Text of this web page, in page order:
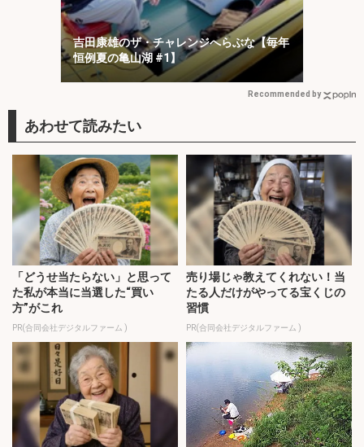
吉田康雄のザ・チャレンジへらぶな【毎年
恒例夏の亀山湖 #1】
Recommended by
「どうせ当たらない」と思って
た私が本当に当選した“買い
方”がこれ
PR(合同会社デジタルファーム )
売り場じゃ教えてくれない！当
たる人だけがやってる宝くじの
習慣
PR(合同会社デジタルファーム )